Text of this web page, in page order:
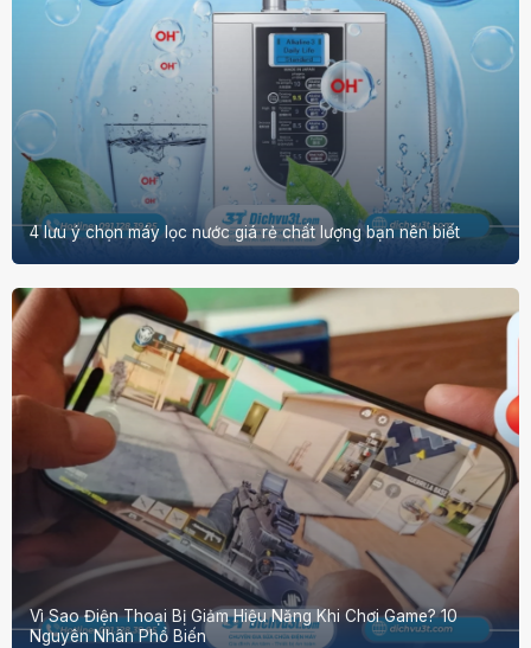
4 lưu ý chọn máy lọc nước giá rẻ chất lượng bạn nên biết
Vì Sao Điện Thoại Bị Giảm Hiệu Năng Khi Chơi Game? 10
Nguyên Nhân Phổ Biến